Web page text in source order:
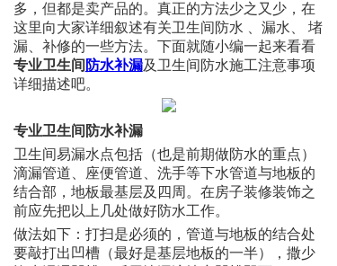
多，但都是卖产品的。真正的方法少之又少，在
这里向大家详细叙述有关卫生间防水 、漏水、 堵
漏、补修的一些方法。下面就随小编一起来看看
专业卫生间 防水补漏及卫生间防水施工注意事项
详细描述吧。
专业卫生间防水补漏
卫生间易漏水点包括（也是前期做防水的重点）
滴漏管道、座便管道、洗手等下水管道与地板的
结合部，地板最基层及四周。在房子装修装饰之
前应先把以上几处做好防水工作。
做法如下：打扫是必须的，管道与地板的结合处
要敲打出凹槽（最好是基层地板的一半），撒少